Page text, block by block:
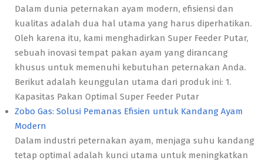
Dalam dunia peternakan ayam modern, efisiensi dan
kualitas adalah dua hal utama yang harus diperhatikan.
Oleh karena itu, kami menghadirkan Super Feeder Putar,
sebuah inovasi tempat pakan ayam yang dirancang
khusus untuk memenuhi kebutuhan peternakan Anda.
Berikut adalah keunggulan utama dari produk ini: 1.
Kapasitas Pakan Optimal Super Feeder Putar
Zobo Gas: Solusi Pemanas Efisien untuk Kandang Ayam
Modern
Dalam industri peternakan ayam, menjaga suhu kandang
tetap optimal adalah kunci utama untuk meningkatkan